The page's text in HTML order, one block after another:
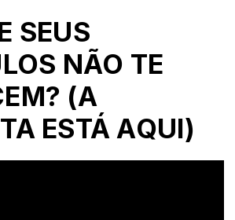
SEUS
NÃO TE
(A
ESTÁ AQUI)